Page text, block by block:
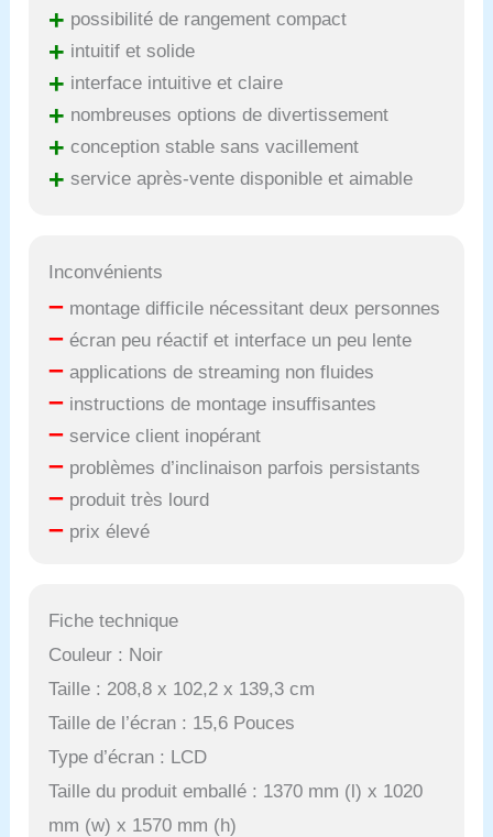
+ possibilité de rangement compact
+ intuitif et solide
+ interface intuitive et claire
+ nombreuses options de divertissement
+ conception stable sans vacillement
+ service après-vente disponible et aimable
Inconvénients
– montage difficile nécessitant deux personnes
– écran peu réactif et interface un peu lente
– applications de streaming non fluides
– instructions de montage insuffisantes
– service client inopérant
– problèmes d’inclinaison parfois persistants
– produit très lourd
– prix élevé
Fiche technique
Couleur : Noir
Taille : 208,8 x 102,2 x 139,3 cm
Taille de l’écran : 15,6 Pouces
Type d’écran : LCD
Taille du produit emballé : 1370 mm (l) x 1020
mm (w) x 1570 mm (h)